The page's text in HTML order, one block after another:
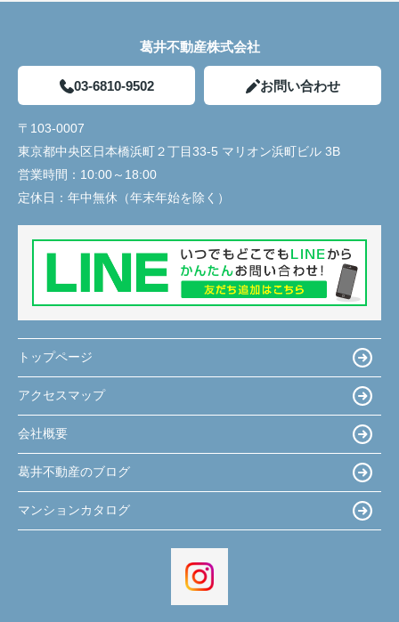
葛井不動産株式会社
03-6810-9502 お問い合わせ
〒103-0007
東京都中央区日本橋浜町２丁目33-5 マリオン浜町ビル 3B
営業時間： 10:00～18:00
定休日： 年中無休（年末年始を除く）
トップページ
アクセスマップ
会社概要
葛井不動産のブログ
マンションカタログ